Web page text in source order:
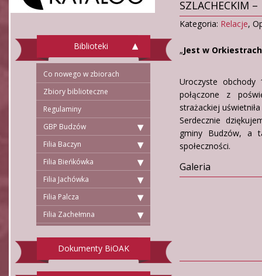
Biblioteki
Co nowego w zbiorach
Zbiory biblioteczne
Regulaminy
GBP Budzów
Filia Baczyn
Filia Bieńkówka
Filia Jachówka
Filia Palcza
Filia Zachełmna
Dokumenty BiOAK
SZLACHECKIM –
Kategoria: Relacje,
„Jest w Orkiestrach
Uroczyste obchody
połączone z
strażackiej
Serdecznie
gminy Budzów, a
społeczności.
Galeria